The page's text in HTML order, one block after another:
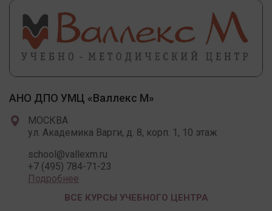
АНО ДПО УМЦ «Валлекс М»
МОСКВА
ул. Академика Варги, д. 8, корп. 1, 10 этаж
school@vallexm.ru
+7 (495) 784-71-23
Подробнее
ВСЕ КУРСЫ УЧЕБНОГО ЦЕНТРА